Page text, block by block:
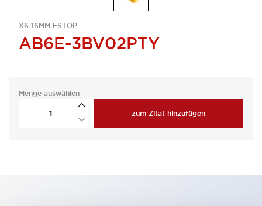
X6 16MM ESTOP
AB6E-3BV02PTY
Menge auswählen
zum Zitat hinzufügen